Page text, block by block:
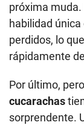
próxima muda.
habilidad
perdidos, lo
rápidamente
Por último,
cucarachas
sorprendente.